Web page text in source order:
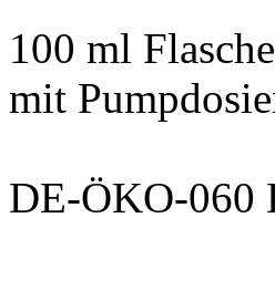
100 ml Flasche
mit
DE-ÖKO-060